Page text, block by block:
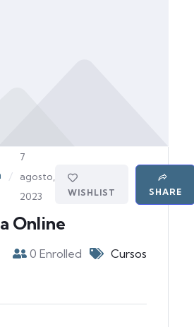
/
7
agosto,
2023
WISHLIST SHARE
Online
0 Enrolled Cursos